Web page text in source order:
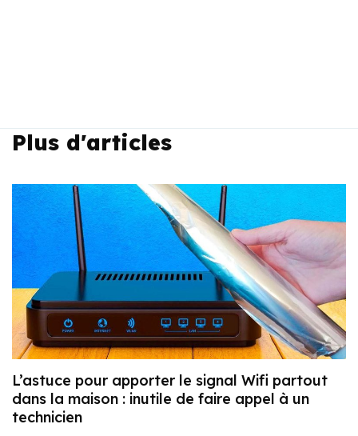
Plus d'articles
L’astuce pour apporter le signal Wifi partout
dans la maison : inutile de faire appel à un
technicien